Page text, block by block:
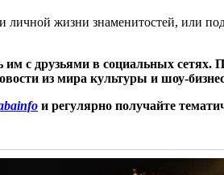
личной жизни знаменитостей, или
им с друзьями в социальных
из мира культуры и шоу-
и регулярно получайте